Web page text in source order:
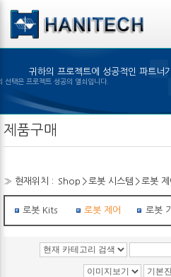
본문 바로가기
귀하의 프로젝트에 성공적인 파트너
제품의 선택은 프로젝트 성공의 열쇠입니다.
제품구매
» 현재위치 : Shop >로봇 시스템 >로봇 제
로봇 Kits 로봇 제어기 로봇